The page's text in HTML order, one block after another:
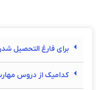
برای فارغ التحصیل
کدامیک از دروس